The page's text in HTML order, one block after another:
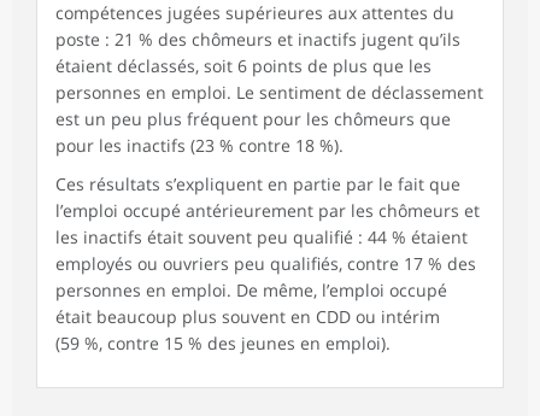
compétences jugées supérieures aux attentes du
poste : 21 % des chômeurs et inactifs jugent qu’ils
étaient déclassés, soit 6 points de plus que les
personnes en emploi. Le sentiment de déclassement
est un peu plus fréquent pour les chômeurs que
pour les inactifs (23 % contre 18 %).
Ces résultats s’expliquent en partie par le fait que
l’emploi occupé antérieurement par les chômeurs et
les inactifs était souvent peu qualifié : 44 % étaient
employés ou ouvriers peu qualifiés, contre 17 % des
personnes en emploi. De même, l’emploi occupé
était beaucoup plus souvent en CDD ou intérim
(59 %, contre 15 % des jeunes en emploi).